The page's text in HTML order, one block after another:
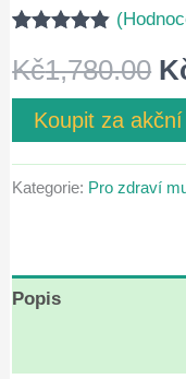
4.80z 5 na
základě
hodnocení
zákazníků
Kč1,780.00
Koupit za
Kategorie: Pro zdraví
Popis